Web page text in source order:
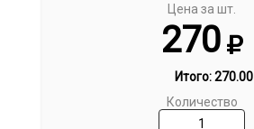
Цена за шт.
270
Итого:270.00
Количество